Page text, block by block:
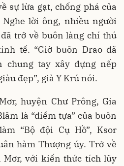
sự lừa gạt, chống phá của
lời ông, nhiều người
trở về buôn làng chí thú
tế. “Giờ buôn Drao đã
chung tay xây dựng nếp
đẹp”, già Y Krú nói.
huyện Chư Prông, Gia
là “điểm tựa” của buôn
“Bộ đội Cụ Hồ”, Ksor
hàm Thượng úy. Trở về
Mơr, với kiến thức tích lũy